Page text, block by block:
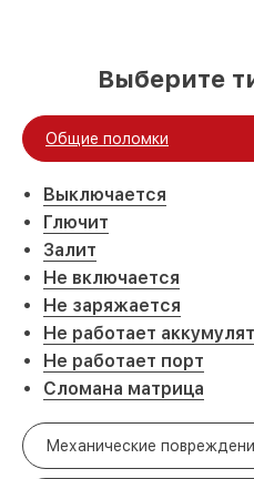
Выберите
Общие поломки
Выключается
Глючит
Залит
Не включается
Не заряжается
Не работает
Не работает порт
Сломана матрица
Механические